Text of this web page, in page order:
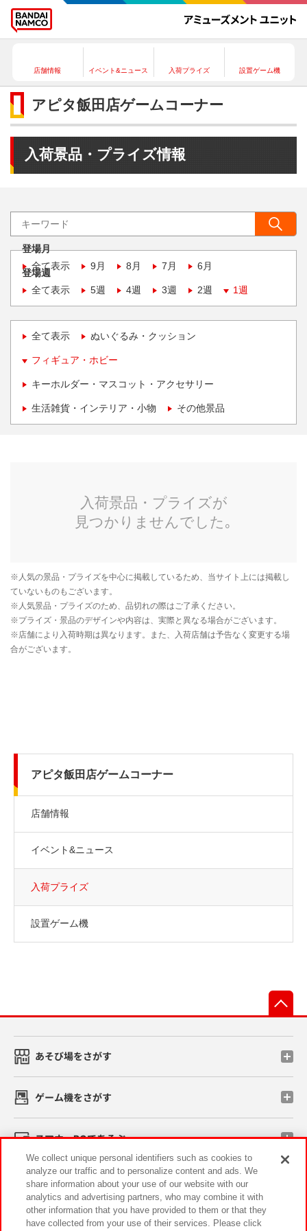
店舗情報 イベント&ニュース 入荷プライズ 設置ゲーム機
アピタ飯田店ゲームコーナー
入荷景品・プライズ情報
登場月
全て表示
9月 8月 7月 6月
登場週
全て表示
5週 4週 3週 2週 1週
全て表示 ぬいぐるみ・クッション
フィギュア・ホビー
キーホルダー・マスコット・アクセサリー
生活雑貨・インテリア・小物 その他景品
アピタ飯田店ゲームコーナー
店舗情報
イベント&ニュース
入荷プライズ
設置ゲーム機
あそび場をさがす
ゲーム機をさがす
スマホ・PCであそぶ
イベント・キャンペーン
We collect unique personal identifiers such as cookies to
analyze our traffic and to personalize content and ads. We
share information about your use of our website with our
analytics and advertising partners, who may combine it with
other information that you have provided to them or that they
have collected from your use of their services. Please click